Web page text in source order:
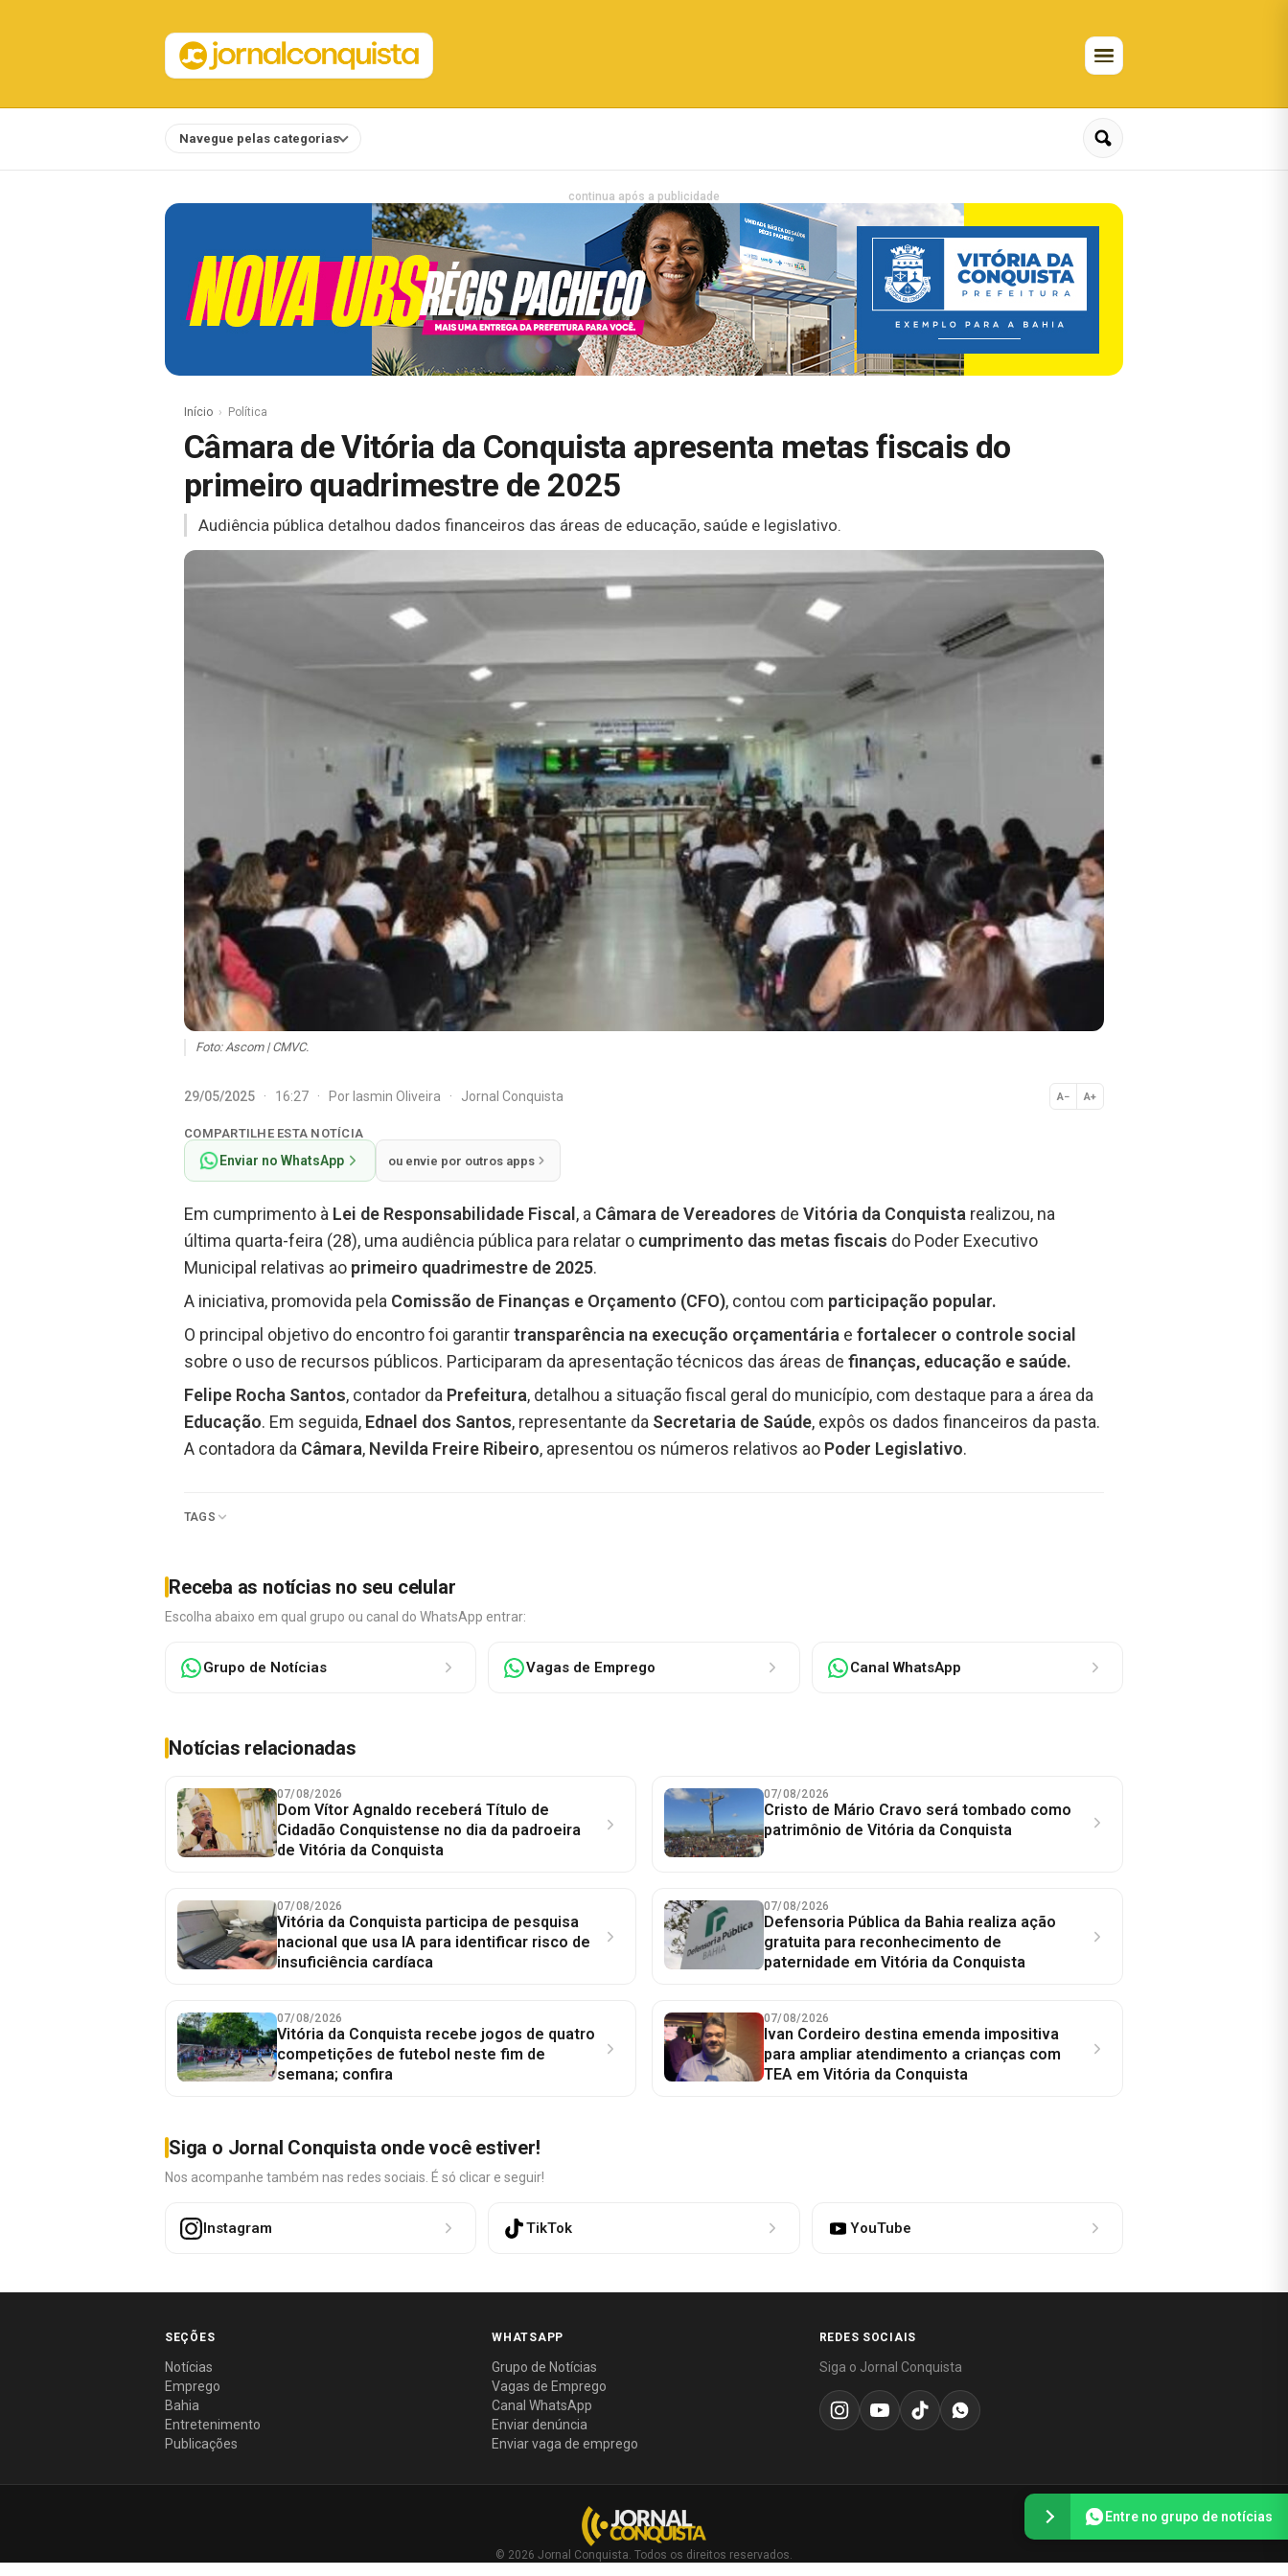
Navegue pelas categorias
continua após a publicidade
Início Política
Câmara de Vitória da Conquista apresenta metas fiscais do
primeiro quadrimestre de 2025
Audiência pública detalhou dados financeiros das áreas de educação, saúde e legislativo.
Foto: Ascom | CMVC.
29/05/2025 · 16:27 · Por Iasmin Oliveira · Jornal Conquista A− A+
Normal
COMPARTILHE ESTA NOTÍCIA
Enviar no WhatsApp ou envie por outros apps
Em cumprimento à Lei de Responsabilidade Fiscal , a Câmara de Vereadores de Vitória da Conquista realizou, na
última quarta-feira (28), uma audiência pública para relatar o cumprimento das metas fiscais do Poder Executivo
Municipal relativas ao primeiro quadrimestre de 2025.
A iniciativa, promovida pela Comissão de Finanças e Orçamento (CFO), contou com participação popular.
O principal objetivo do encontro foi garantirtransparência na execução orçamentária e fortalecer o controle social
sobre o uso de recursos públicos. Participaram da apresentação técnicos das áreas de finanças, educação e saúde.
Felipe Rocha Santos, contador da Prefeitura, detalhou a situação fiscal geral do município, com destaque para a área da
Educação. Em seguida, Ednael dos Santos, representante da Secretaria de Saúde, expôs os dados financeiros da pasta.
A contadora da Câmara, Nevilda Freire Ribeiro, apresentou os números relativos ao Poder Legislativo.
TAGS
Receba as notícias no seu celular
Escolha abaixo em qual grupo ou canal do WhatsApp entrar:
Grupo de Notícias Vagas de Emprego Canal WhatsApp
Notícias relacionadas
07/08/2026
Dom Vítor Agnaldo receberá Título de
Cidadão Conquistense no dia da padroeira
de Vitória da Conquista
07/08/2026
Cristo de Mário Cravo será tombado como
patrimônio de Vitória da Conquista
07/08/2026
Vitória da Conquista participa de pesquisa
nacional que usa IA para identificar risco de
insuficiência cardíaca
07/08/2026
Defensoria Pública da Bahia realiza ação
gratuita para reconhecimento de
paternidade em Vitória da Conquista
07/08/2026
Vitória da Conquista recebe jogos de quatro
competições de futebol neste fim de
semana; confira
07/08/2026
Ivan Cordeiro destina emenda impositiva
para ampliar atendimento a crianças com
TEA em Vitória da Conquista
Siga o Jornal Conquista onde você estiver!
Nos acompanhe também nas redes sociais. É só clicar e seguir!
Instagram TikTok YouTube
SEÇÕES
Notícias
Emprego
Bahia
Entretenimento
Publicações
WHATSAPP
Grupo de Notícias
Vagas de Emprego
Canal WhatsApp
Enviar denúncia
Enviar vaga de emprego
REDES SOCIAIS
Siga o Jornal Conquista
© 2026 Jornal Conquista. Todos os direitos reservados.
Entre no grupo de notícias